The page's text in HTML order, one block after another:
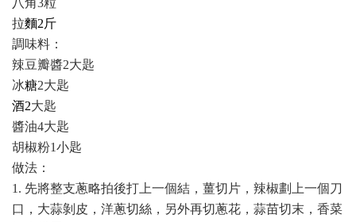
八角3粒
拉麵2斤
調味料：
辣豆瓣醬2大匙
冰糖2大匙
酒2大匙
醬油4大匙
胡椒粉1小匙
做法：
1. 先將整支蔥略拍後打上一個結，薑切片，辣椒劃上一個刀
口，大蒜剝皮，洋蔥切絲，另外再切蔥花，蒜苗切末，香菜